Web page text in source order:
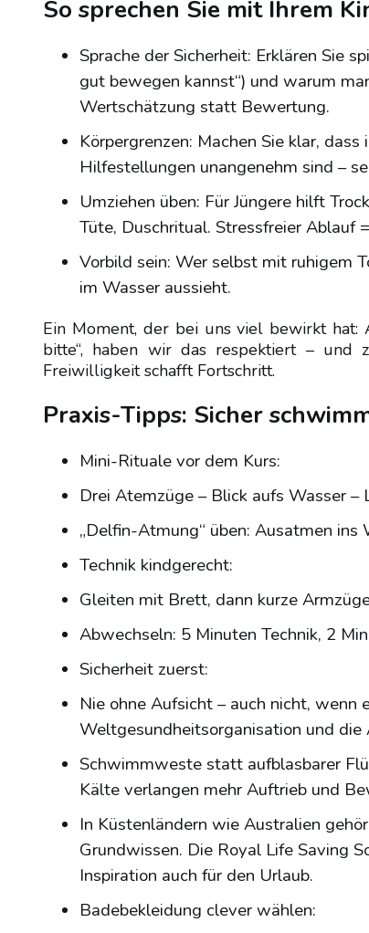
So sprechen Sie mit Ihrem
Sprache der Sicherheit: Erklären Sie
gut bewegen kannst“) und warum
Wertschätzung statt Bewertung.
Körpergrenzen: Machen Sie klar,
Hilfestellungen unangenehm sind –
Umziehen üben: Für Jüngere hilft
Tüte, Duschritual. Stressfreier Ablauf
Vorbild sein: Wer selbst mit ruhigem
im Wasser aussieht.
Ein Moment, der bei uns viel bewirkt hat:
bitte“, haben wir das respektiert – und
Freiwilligkeit schafft Fortschritt.
Praxis-Tipps: Sicher
Mini-Rituale vor dem Kurs:
Drei Atemzüge – Blick aufs Wasser
„Delfin-Atmung“ üben: Ausatmen ins
Technik kindgerecht:
Gleiten mit Brett, dann kurze
Abwechseln: 5 Minuten Technik, 2
Sicherheit zuerst:
Nie ohne Aufsicht – auch nicht, wenn
Weltgesundheitsorganisation und
Schwimmweste statt aufblasbarer
Kälte verlangen mehr Auftrieb und
In Küstenländern wie Australien
Grundwissen. Die Royal Life Saving
Inspiration auch für den Urlaub.
Badebekleidung clever wählen: